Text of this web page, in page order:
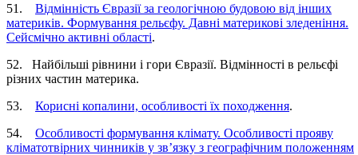
51. Відмінність Євразії за геологічною будовою від інших
материків. Формування рельєфу. Давні материкові зледеніння.
Сейсмічно активні області.
52. Найбільші рівнини і гори Євразії. Відмінності в рельєфі
різних частин материка.
53. Корисні копалини, особливості їх походження.
54. Особливості формування клімату. Особливості прояву
кліматотвірних чинників у зв’язку з географічним положенням